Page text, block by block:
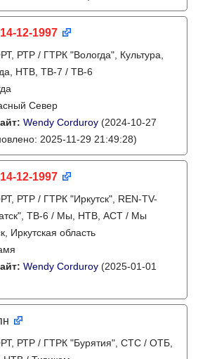
12-1997
РТР / ГТРК "Вологда", Культура,
НТВ, ТВ-7 / ТВ-6
Север
Wendy Corduroy (2024-10-27
2025-11-29 21:49:28)
12-1997
РТР / ГТРК "Иркутск", REN-TV-
ТВ-6 / Мы, НТВ, АСТ / Мы
Иркутская область
Wendy Corduroy (2025-01-01
РТР / ГТРК "Бурятия", СТС / ОТБ,